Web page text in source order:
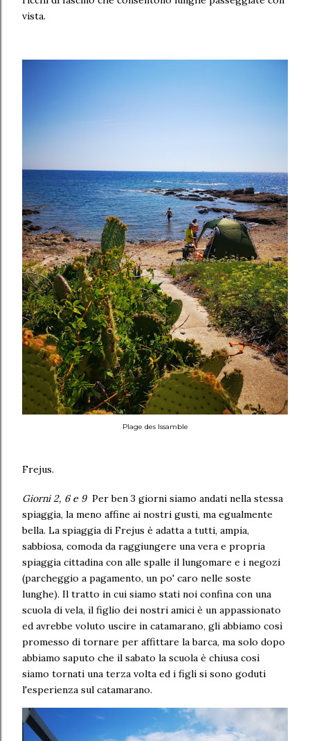
vista.
Plage des Issamble
Frejus.
Giorni 2, 6 e 9Per ben 3 giorni siamo andati nella stessa
spiaggia, la meno affine ai nostri gusti, ma egualmente
bella. La spiaggia di Frejus è adatta a tutti, ampia,
sabbiosa, comoda da raggiungere una vera e propria
spiaggia cittadina con alle spalle il lungomare e i negozi
(parcheggio a pagamento, un po' caro nelle soste
lunghe). Il tratto in cui siamo stati noi confina con una
scuola di vela, il figlio dei nostri amici è un appassionato
ed avrebbe voluto uscire in catamarano, gli abbiamo così
promesso di tornare per affittare la barca, ma solo dopo
abbiamo saputo che il sabato la scuola è chiusa così
siamo tornati una terza volta ed i figli si sono goduti
l'esperienza sul catamarano.